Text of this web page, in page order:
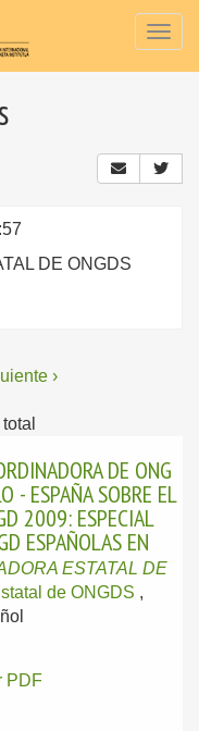
DE ONGDS
›
DE ONG
- ESPAÑA SOBRE EL
2009: ESPECIAL
ESPAÑOLAS EN
ESTATAL DE
de ONGDS ,
PDF